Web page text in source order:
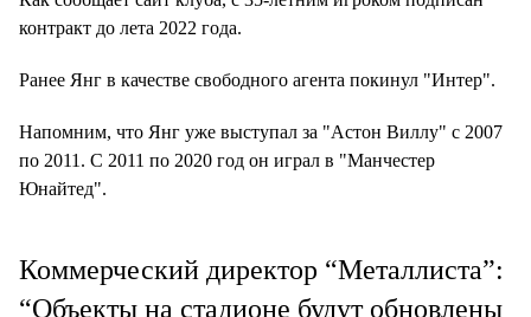
контракт до лета 2022 года.
Ранее Янг в качестве свободного агента покинул "Интер".
Напомним, что Янг уже выступал за "Астон Виллу" с 2007
по 2011. С 2011 по 2020 год он играл в "Манчестер
Юнайтед".
Коммерческий директор “Металлиста”:
“Объекты на стадионе будут обновлены